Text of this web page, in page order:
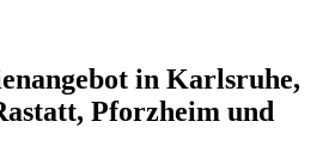
in Karlsruhe,
Pforzheim und